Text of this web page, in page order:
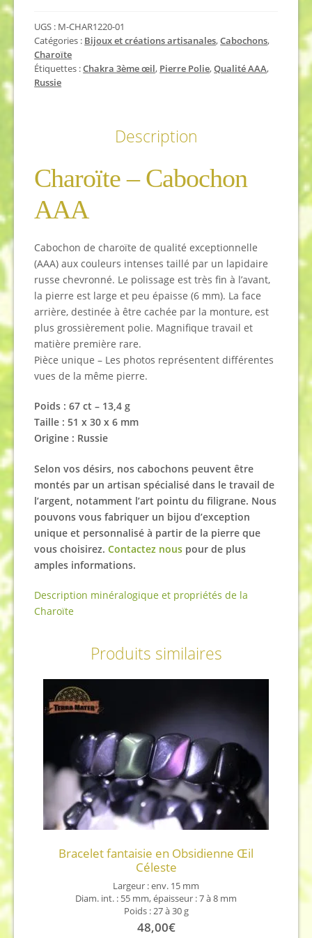
Charoïte
AAA
-
5
UGS : M-CHAR1220-01
Catégories : Bijoux et créations artisanales,Cabochons,
Charoïte
Étiquettes :Chakra 3ème œil, Pierre Polie,Qualité AAA,
Russie
Description
Charoïte – Cabochon
AAA
Cabochon de charoïte de qualité exceptionnelle
(AAA) aux couleurs intenses taillé par un lapidaire
russe chevronné. Le polissage est très fin à l’avant,
la pierre est large et peu épaisse (6 mm). La face
arrière, destinée à être cachée par la monture, est
plus grossièrement polie. Magnifique travail et
matière première rare.
Pièce unique – Les photos représentent différentes
vues de la même pierre.
Poids : 67 ct – 13,4 g
Taille : 51 x 30 x 6 mm
Origine : Russie
Selon vos désirs, nos cabochons peuvent être
montés par un artisan spécialisé dans le travail de
l’argent, notamment l’art pointu du filigrane. Nous
pouvons vous fabriquer un bijou d’exception
unique et personnalisé à partir de la pierre que
vous choisirez.Contactez nous pour de plus
amples informations.
Description minéralogique et propriétés de la
Charoïte
Produits similaires
Bracelet fantaisie en Obsidienne Œil
Céleste
Largeur : env. 15 mm
Diam. int. : 55 mm, épaisseur : 7 à 8 mm
Poids : 27 à 30 g
Origine de la pierre : Mexique
48,00€